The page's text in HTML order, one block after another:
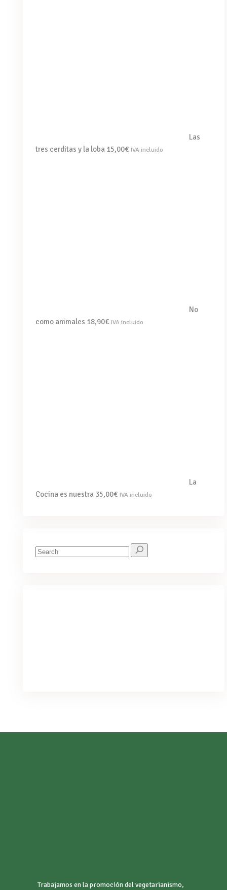
Las
tres cerditas y la loba 15,00€ IVA incluido
No
como animales 18,90€ IVA incluido
La
Cocina es nuestra 35,00€ IVA incluido
Search
Trabajamos en la promoción del vegetarianismo,